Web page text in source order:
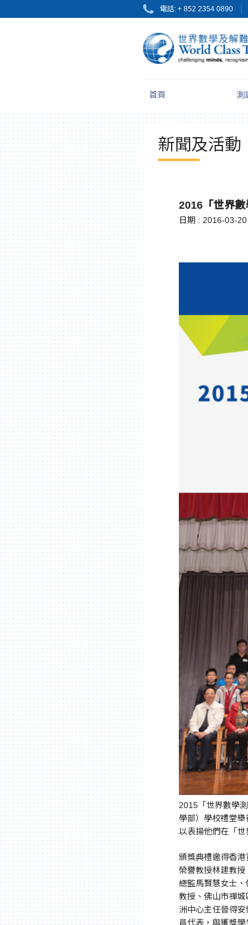
電話: + 852 2354 0890
首頁 測
新聞及活動
2016「世界
日期 : 2016-03-20
2015「世界數學
學部）學校禮堂
以表揚他們在「世
頒獎典禮邀得香
榮譽教授林建教
總監馬賢慧女士
教授、佛山市禪
洲中心主任晉得
員代表，與獲獎